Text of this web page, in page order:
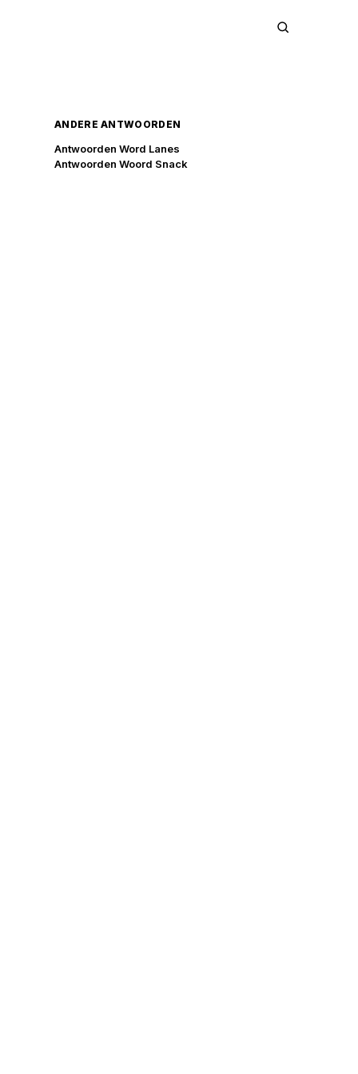
ANDERE ANTWOORDEN
Antwoorden Word Lanes
Antwoorden Woord Snack